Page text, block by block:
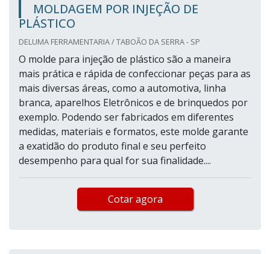
MOLDAGEM POR INJEÇÃO DE
PLÁSTICO
DELUMA FERRAMENTARIA / TABOÃO DA SERRA - SP
O molde para injeção de plástico são a maneira
mais prática e rápida de confeccionar peças para as
mais diversas áreas, como a automotiva, linha
branca, aparelhos Eletrônicos e de brinquedos por
exemplo. Podendo ser fabricados em diferentes
medidas, materiais e formatos, este molde garante
a exatidão do produto final e seu perfeito
desempenho para qual for sua finalidade....
Cotar agora